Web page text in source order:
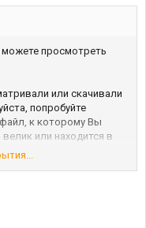
просмотреть
или скачивали
попробуйте
к которому Вы
или находится в
просмотр или
Если по истечении